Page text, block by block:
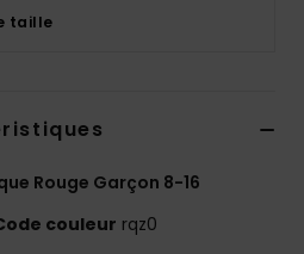
taille
Rouge Garçon 8-16
couleur rqz0